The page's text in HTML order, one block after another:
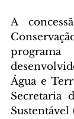
A
programa
Água e
Secretaria
Sustentável